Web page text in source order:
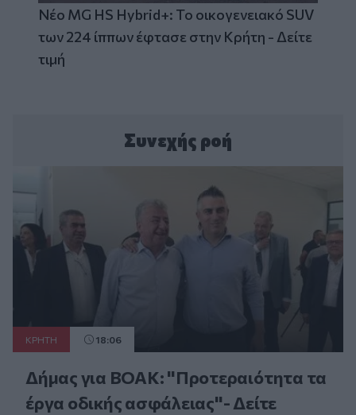
Νέο MG HS Hybrid+: Το οικογενειακό SUV
των 224 ίππων έφτασε στην Κρήτη - Δείτε
τιμή
Συνεχής ροή
ΚΡΗΤΗ 18:06
Δήμας για ΒΟΑΚ: "Προτεραιότητα τα
έργα οδικής ασφάλειας"- Δείτε